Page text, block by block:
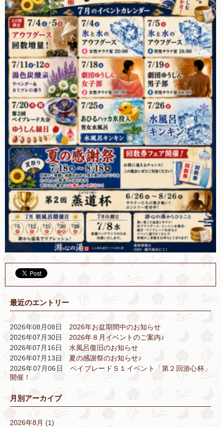
最近のエントリー
2026年08月08日 2026年お盆期間中のお知らせ
2026年07月30日 2026年８月イベントのご案内♪
2026年07月16日 水風呂復旧のお知らせ
2026年07月13日 夏の感謝祭のお知らせ♪
2026年07月06日ベイブレードＳ１イベント「第２回游心杯」
開催！
月別アーカイブ
2026年8月 (1)